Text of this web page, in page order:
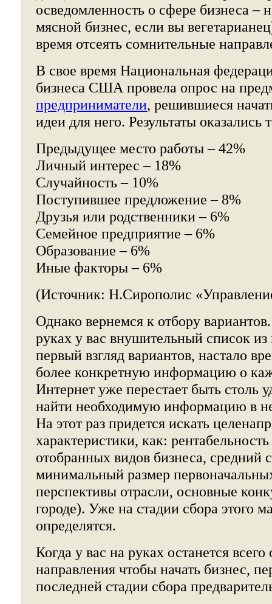
осведомленность о сфере бизнеса –
мясной бизнес, если вы
время отсеять сомнительные
В свое время Национальная
бизнеса США провела опрос на
предприниматели, решившиеся
идеи для него. Результаты оказались
Предыдущее место работы – 42%
Личный интерес – 18%
Случайность – 10%
Поступившее предложение – 8%
Друзья или родственники – 6%
Семейное предприятие – 6%
Образование – 6%
Иные факторы – 6%
(Источник: Н.Сирополис
Однако вернемся к отбору
руках у вас внушительный список
первый взгляд вариантов, настало
более конкретную информацию о
Интернет уже перестает быть столь
найти необходимую информацию в
На этот раз придется искать
характеристики, как:
отобранных видов бизнеса, средний
минимальный размер
перспективы отрасли, основные
городе). Уже на стадии сбора этого
определятся.
Когда у вас на руках останется
направления чтобы начать бизнес,
последней стадии сбора